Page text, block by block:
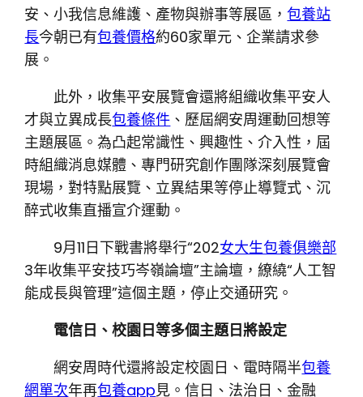
安、小我信息維護、產物與辦事等展區，包養站
長今朝已有包養價格約60家單元、企業請求參
展。
此外，收集平安展覽會還將組織收集平安人
才與立異成長包養條件 、歷屆網安周運動回想等
主題展區。為凸起常識性、興趣性、介入性，屆
時組織消息媒體、專門研究創作團隊深刻展覽會
現場，對特點展覽、立異結果等停止導覽式、沉
醉式收集直播宣介運動。
9月11日下戰書將舉行“202女大生包養俱樂部
3年收集平安技巧岑嶺論壇”主論壇，繚繞“人工智
能成長與管理”這個主題，停止交通研究。
電信日、校園日等多個主題日將設定
網安周時代還將設定校園日、電時隔半包養
網單次年再包養app見。信日、法治日、金融